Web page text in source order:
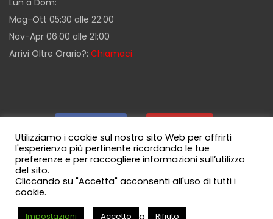
Mag-Ott 05:30 alle 22:00
Nov-Apr 06:00 alle 21:00
Arrivi Oltre Orario?: Chiamaci
Guida Milazzo | Canale WhatsApp
Utilizziamo i cookie sul nostro sito Web per offrirti
l'esperienza più pertinente ricordando le tue
preferenze e per raccogliere informazioni sull’utilizzo
del sito.
Cliccando su "Accetta" acconsenti all'uso di tutti i
cookie.
Impostazioni Accetto o Rifiuto